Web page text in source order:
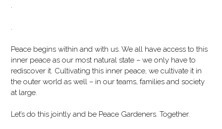
.
.
Peace begins within and with us. We all have access to this
inner peace as our most natural state – we only have to
rediscover it. Cultivating this inner peace, we cultivate it in
the outer world as well – in our teams, families and society
at large.
Let’s do this jointly and be Peace Gardeners. Together.